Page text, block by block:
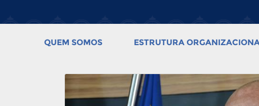
QUEM SOMOS ESTRUTURA